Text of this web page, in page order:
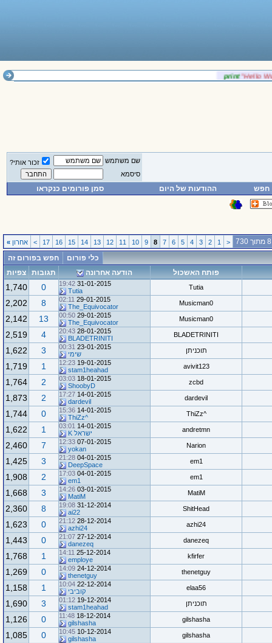
‎print ‎"Hello
שם משתמש
זכור אותי?
סיסמא
חפש ההודעות של היום סמן פורומים כנקראו
<
1
2
3
4
5
6
7
8
9
10
11
12
13
14
15
16
17
> אחרון »
כלי פורום
חפש בפורום זה
פותח האשכול
הודעה אחרונה תגובות צפיות
Tutia
31-01-2015
19:42
Tutia
0
1,740
Musicman0
29-01-2015
02:11
The_Equivocator
8
2,202
Musicman0
29-01-2015
00:50
The_Equivocator
13
2,142
BLADETRINITI
28-01-2015
20:43
BLADETRINITI
4
2,519
תוכניתן 23-01-2015
00:31
שימי
3
1,622
avivit123
19-01-2015
12:23
stam1heahad
1
1,719
zcbd
18-01-2015
03:03
ShoobyD
2
1,764
dardevil
14-01-2015
17:27
dardevil
2
1,873
^ThiZz
14-01-2015
15:36
^ThiZz
0
1,744
andretmn
14-01-2015
03:01
ישראל K
1
1,622
Narion
07-01-2015
12:33
yokan
7
2,460
em1
04-01-2015
21:28
DeepSpace
3
1,425
em1
04-01-2015
17:03
em1
2
1,908
MatiM
03-01-2015
14:26
MatiM
3
1,668
ShitHead
31-12-2014
19:08
ai22
8
2,360
azhi24
28-12-2014
21:12
azhi24
0
1,623
danezeq
27-12-2014
21:07
danezeq
0
1,443
kfirfer
25-12-2014
14:11
employe
1
1,768
thenetguy
24-12-2014
14:09
thenetguy
0
1,269
elaa56
22-12-2014
10:04
קוביבי
1
1,158
תוכניתן 19-12-2014
01:12
stam1heahad
3
1,690
gilshasha
18-12-2014
11:48
gilshasha
0
1,126
gilshasha
10-12-2014
10:45
gilshasha
0
1,085